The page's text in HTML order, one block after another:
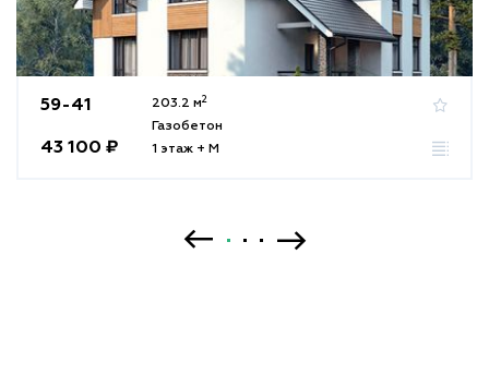
59-41
43 100 ₽
203.2 м2
Газобетон
1 этаж + М